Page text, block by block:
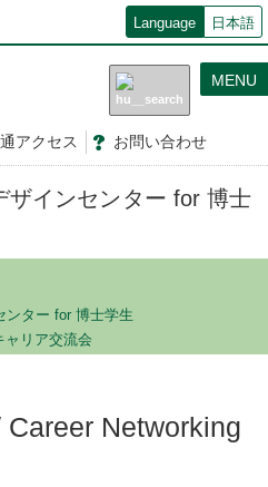
Language 日本語
アクセス お問い合わせ
MENU
ザインセンター for 博士
ンター for 博士学生
ャリア交流会
Networking